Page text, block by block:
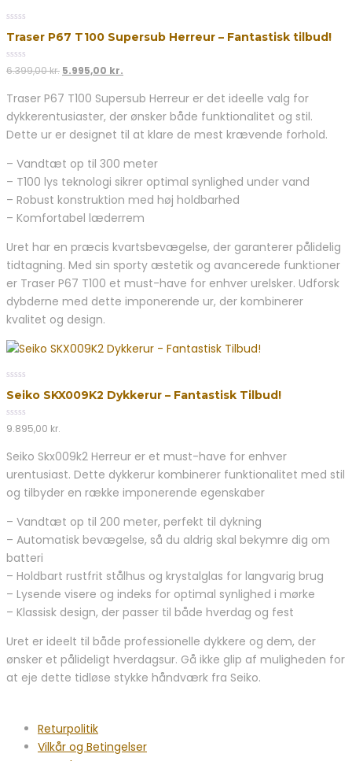
out
5
Traser P67 T100 Supersub Herreur – Fantastisk tilbud!
0
out
5
6.399,00kr. Den
pris
var:
6.399,00 kr..
5.995,00 kr.
pris
er:
5.995,00 kr..
Traser P67 T100 Supersub Herreur er det ideelle valg for
dykkerentusiaster, der ønsker både funktionalitet og stil.
Dette ur er designet til at klare de mest krævende forhold.
– Vandtæt op til 300 meter
– T100 lys teknologi sikrer optimal synlighed under vand
– Robust konstruktion med høj holdbarhed
– Komfortabel læderrem
Uret har en præcis kvartsbevægelse, der garanterer pålidelig
tidtagning. Med sin sporty æstetik og avancerede funktioner
er Traser P67 T100 et must-have for enhver urelsker. Udforsk
dybderne med dette imponerende ur, der kombinerer
kvalitet og design.
out
5
Seiko SKX009K2 Dykkerur – Fantastisk Tilbud!
0
out
5
9.895,00 kr.
Seiko Skx009k2 Herreur er et must-have for enhver
urentusiast. Dette dykkerur kombinerer funktionalitet med stil
og tilbyder en række imponerende egenskaber
– Vandtæt op til 200 meter, perfekt til dykning
– Automatisk bevægelse, så du aldrig skal bekymre dig om
batteri
– Holdbart rustfrit stålhus og krystalglas for langvarig brug
– Lysende visere og indeks for optimal synlighed i mørke
– Klassisk design, der passer til både hverdag og fest
Uret er ideelt til både professionelle dykkere og dem, der
ønsker et pålideligt hverdagsur. Gå ikke glip af muligheden for
at eje dette tidløse stykke håndværk fra Seiko.
Returpolitik
Vilkår og Betingelser